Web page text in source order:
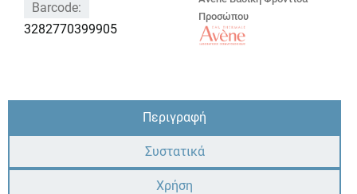
Barcode:
3282770399905
Προσώπου
Περιγραφή
Συστατικά
Χρήση